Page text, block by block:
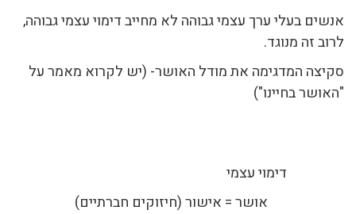
אנשים בעלי ערך עצמי גבוהה לא מחייב דימוי עצמי גבוהה,
לרוב זה מנוגד.
סקיצה המדגימה את מודל האושר- (יש לקרוא מאמר על
"האושר בחיינו")
דימוי עצמי
אושר = אישור (חיזוקים חברתיים)